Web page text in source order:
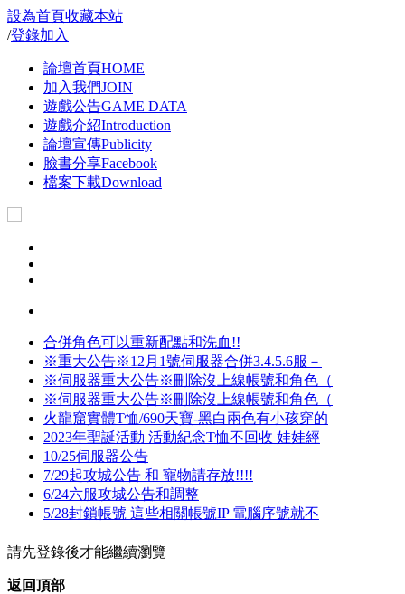
設為首頁收藏本站
/登錄加入
論壇首頁HOME
加入我們JOIN
遊戲公告GAME DATA
遊戲介紹Introduction
論壇宣傳Publicity
臉書分享Facebook
檔案下載Download
合併角色可以重新配點和洗血!!
※重大公告※12月1號伺服器合併3.4.5.6服－
※伺服器重大公告※刪除沒上線帳號和角色（
※伺服器重大公告※刪除沒上線帳號和角色（
火龍窟實體T恤/690天寶-黑白兩色有小孩穿的
2023年聖誕活動 活動紀念T恤不回收 娃娃經
10/25伺服器公告
7/29起攻城公告 和 寵物請存放!!!!
6/24六服攻城公告和調整
5/28封鎖帳號 這些相關帳號IP 電腦序號就不
請先登錄後才能繼續瀏覽
返回頂部